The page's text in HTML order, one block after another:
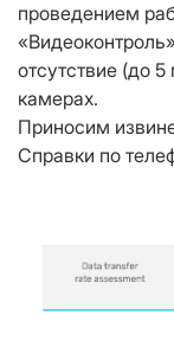
проведением
отсутствие (до
камерах.
Приносим
Справки по